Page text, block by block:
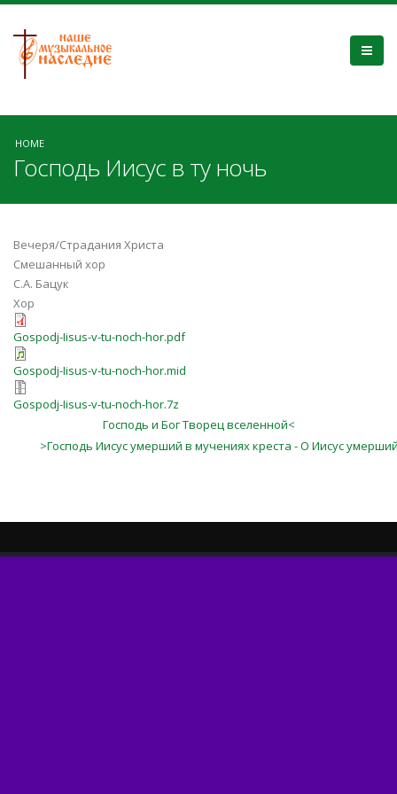
HOME
Господь Иисус в ту ночь
Вечеря/Страдания Христа
Смешанный хор
С.А. Бацук
Хор
Gospodj-Iisus-v-tu-noch-hor.pdf
Gospodj-Iisus-v-tu-noch-hor.mid
Gospodj-Iisus-v-tu-noch-hor.7z
Господь и Бог Творец вселенной<
>Господь Иисус умерший в мучениях креста - О Иисус